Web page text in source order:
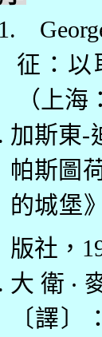
1.
征：以
（上
加斯東-
帕斯圖
的城堡
版社，
大衛 ‧
〔譯〕